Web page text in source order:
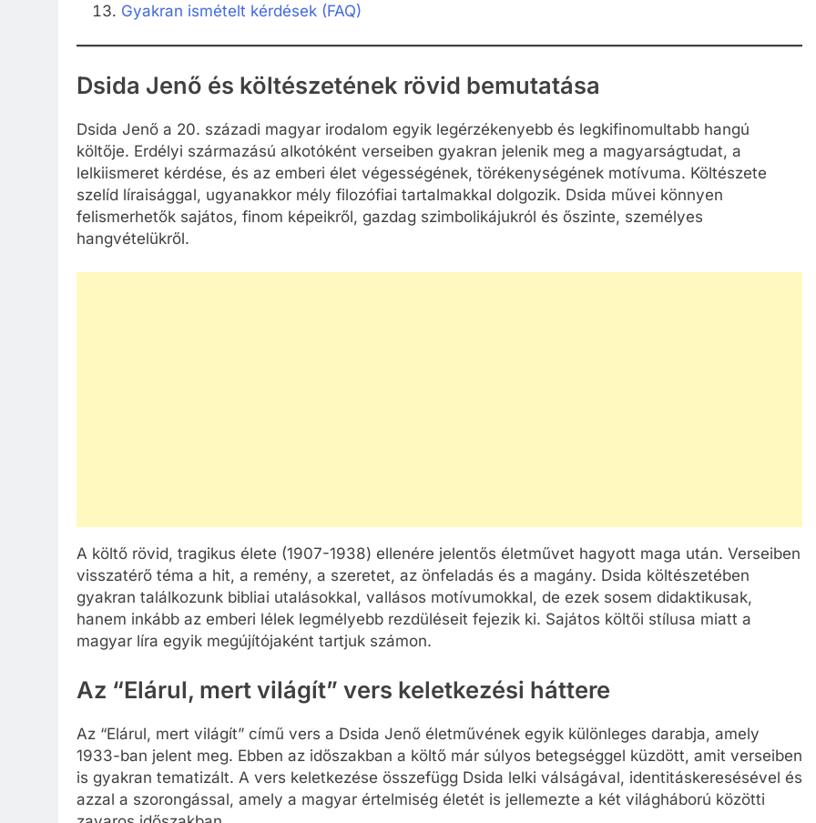
Gyakran ismételt kérdések (FAQ)
Dsida Jenő és költészetének rövid bemutatása
Dsida Jenő a 20. századi magyar irodalom egyik legérzékenyebb és legkifinomultabb hangú
költője. Erdélyi származású alkotóként verseiben gyakran jelenik meg a magyarságtudat, a
lelkiismeret kérdése, és az emberi élet végességének, törékenységének motívuma. Költészete
szelíd líraisággal, ugyanakkor mély filozófiai tartalmakkal dolgozik. Dsida művei könnyen
felismerhetők sajátos, finom képeikről, gazdag szimbolikájukról és őszinte, személyes
hangvételükről.
A költő rövid, tragikus élete (1907-1938) ellenére jelentős életművet hagyott maga után. Verseiben
visszatérő téma a hit, a remény, a szeretet, az önfeladás és a magány. Dsida költészetében
gyakran találkozunk bibliai utalásokkal, vallásos motívumokkal, de ezek sosem didaktikusak,
hanem inkább az emberi lélek legmélyebb rezdüléseit fejezik ki. Sajátos költői stílusa miatt a
magyar líra egyik megújítójaként tartjuk számon.
Az “Elárul, mert világít” vers keletkezési háttere
Az “Elárul, mert világít” című vers a Dsida Jenő életművének egyik különleges darabja, amely
1933-ban jelent meg. Ebben az időszakban a költő már súlyos betegséggel küzdött, amit verseiben
is gyakran tematizált. A vers keletkezése összefügg Dsida lelki válságával, identitáskeresésével és
azzal a szorongással, amely a magyar értelmiség életét is jellemezte a két világháború közötti